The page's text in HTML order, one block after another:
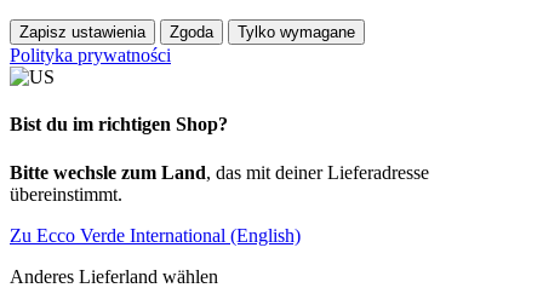
Zapisz ustawienia Zgoda Tylko wymagane
Polityka prywatności
Bist du im richtigen Shop?
Bitte wechsle zum Land, das mit deiner Lieferadresse
übereinstimmt.
Zu Ecco Verde International (English)
Anderes Lieferland wählen